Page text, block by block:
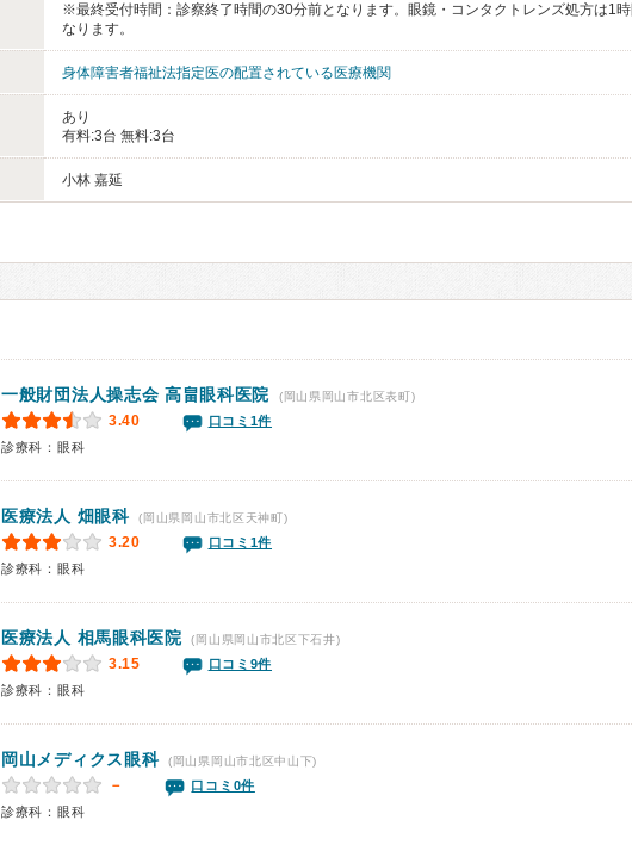
※最終受付時間：診察終了時間の30分前となります。眼鏡・コンタクトレンズ処方は1時
なります。
身体障害者福祉法指定医の配置されている医療機関
あり
有料:3台 無料:3台
小林 嘉延
一般財団法人操志会 高畠眼科医院 (岡山県岡山市北区表町)
3.40
口コミ1件
診療科：眼科
医療法人 畑眼科 (岡山県岡山市北区天神町)
3.20
口コミ1件
診療科：眼科
医療法人 相馬眼科医院 (岡山県岡山市北区下石井)
3.15
口コミ9件
診療科：眼科
岡山メディクス眼科 (岡山県岡山市北区中山下)
－
口コミ0件
診療科：眼科